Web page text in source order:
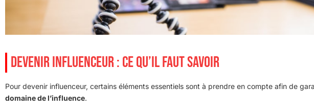
DEVENIR INFLUENCEUR : CE QU’IL FAUT SAVOIR
Pour devenir influenceur, certains éléments essentiels sont à prendre en compte afin de
domaine de l’influence.